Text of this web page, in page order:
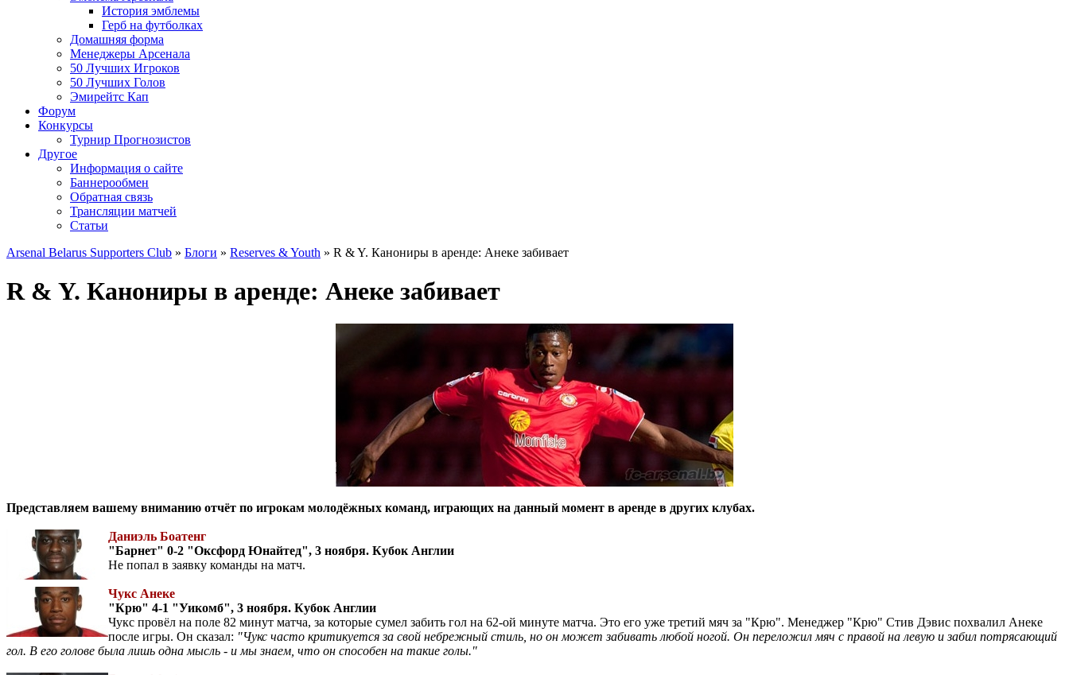
История эмблемы
Герб на футболках
Домашняя форма
Менеджеры Арсенала
50 Лучших Игроков
50 Лучших Голов
Эмирейтс Кап
Форум
Конкурсы
Турнир Прогнозистов
Другое
Информация о сайте
Баннерообмен
Обратная связь
Трансляции матчей
Статьи
Arsenal Belarus Supporters Club » Блоги » Reserves & Youth » R & Y. Канониры в аренде: Анеке забивает
R & Y. Канониры в аренде: Анеке забивает
Представляем вашему вниманию отчёт по игрокам молодёжных команд, играющих на данный момент в аренде в других клубах.
Даниэль Боатенг
"Барнет" 0-2 "Оксфорд Юнайтед", 3 ноября. Кубок Англии
Не попал в заявку команды на матч.
Чукс Анеке
"Крю" 4-1 "Уикомб", 3 ноября. Кубок Англии
Чукс провёл на поле 82 минут матча, за которые сумел забить гол на 62-ой минуте матча. Это его уже третий мяч за "Крю". Менеджер "Крю" Стив Дэвис похвалил Анеке
после игры. Он сказал: "Чукс часто критикуется за свой небрежный стиль, но он может забивать любой ногой. Он переложил мяч с правой на левую и забил потрясающий
гол. В его голове была лишь одна мысль - и мы знаем, что он способен на такие голы."